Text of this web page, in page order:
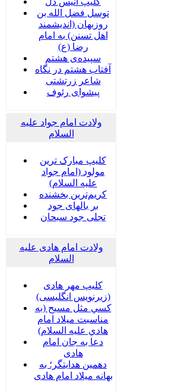
توسل فضل الله بن
روزبهان (اندیشمند
اهل تسنن) به امام
رضا (ع)
سپیده‌ی هشتم
آفتاب هشتم در نگاه
شاعر زرتشتی
پیشوای رئوف
ولادت امام جواد علیه
السلام
کلیپ مبارک ترین
مولود (امام جواد
علیه السلام)
کریم‌ترین بخشنده
بر بالهای جود
تجلی جود سبحان
ولادت امام هادی علیه
السلام
کلیپ مهر هادی
(زیرنویس انگلیسی)
كسي مثل مسيح (به
مناسبت ميلاد امام
هادي عليه السلام)
دعا به جان امام
هادی
دهمین هدایتگر؛ به
بهانه میلاد امام هادی